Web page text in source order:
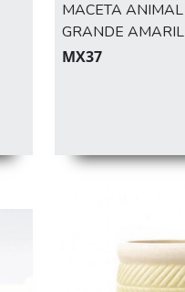
MACETA ANIMAL
GRANDE
MX37